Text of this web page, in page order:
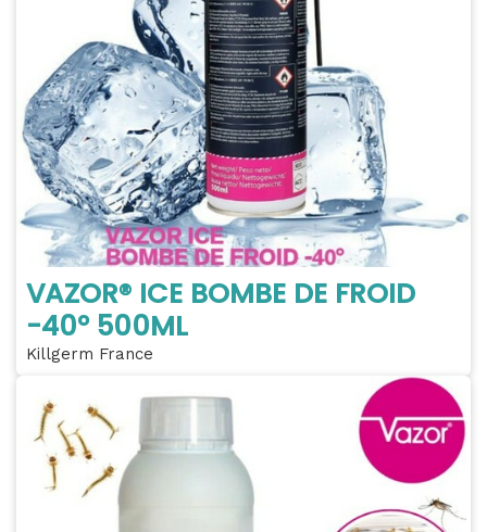
VAZOR® ICE BOMBE DE FROID
-40° 500ML
Killgerm France